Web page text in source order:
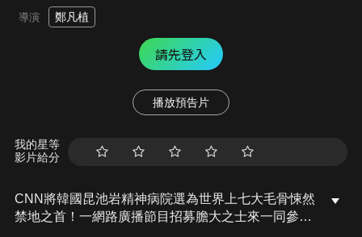
導演 鄭凡植
請先登入
播放預告片
我的星等
影片給分
CNN將韓國昆池岩精神病院選為世界上七大毛骨悚然
禁地之首！一網路廣播節目招募膽大之士來一同參與